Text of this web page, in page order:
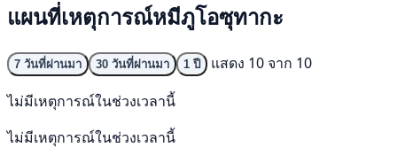
แผนที่เหตุการณ์หมีภูโอซุทากะ
7 วันที่ผ่านมา 30 วันที่ผ่านมา 1 ปี
แสดง 10 จาก 10
ไม่มีเหตุการณ์ในช่วงเวลานี้
ไม่มีเหตุการณ์ในช่วงเวลานี้